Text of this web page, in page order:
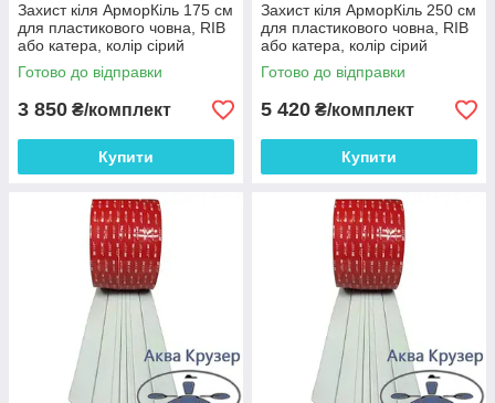
Захист кіля АрморКіль 175 см
для пластикового човна, RIB
або катера, колір сірий
Готово до відправки
3 850 ₴/комплект
Купити
Захист кіля АрморКіль 250 см
для пластикового човна, RIB
або катера, колір сірий
Готово до відправки
5 420 ₴/комплект
Купити